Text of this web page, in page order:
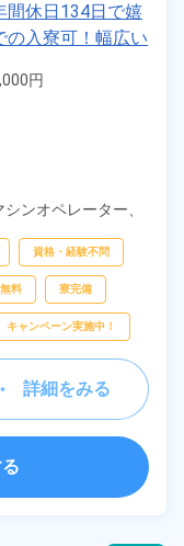
）の加工情報・「HeartRails
間休日134日で嬉
入寮可！幅広い
マイカー・バイ
あり！正社員登
円
シンオペレーター、
資格・経験不問
料 寮完備
キャンペーン実施中！
詳細をみる